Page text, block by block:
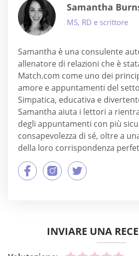
Samantha
MS, RD e scrittore
Samantha è una consulente
allenatore di relazioni che è
Match.com come uno dei
amore e appuntamenti del
Simpatica, educativa e
Samantha aiuta i lettori a
degli appuntamenti con più
consapevolezza di sé, oltre a
della loro corrispondenza
INVIARE UNA